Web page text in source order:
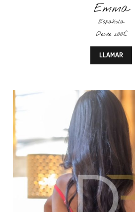
Emma
Española
Desde 200€
LLAMAR